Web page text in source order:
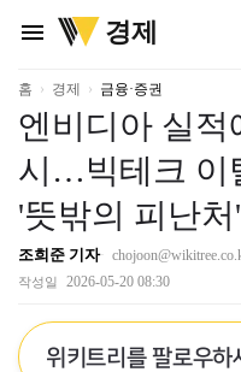
menu
위
키
리
경제
홈 경제 금융·증권
엔비디아 실적
시…빅테크 이
'뜻밖의 피난처'
조희준 기자
작성일 2026-05-20 08:30
위키트리를 팔로우하